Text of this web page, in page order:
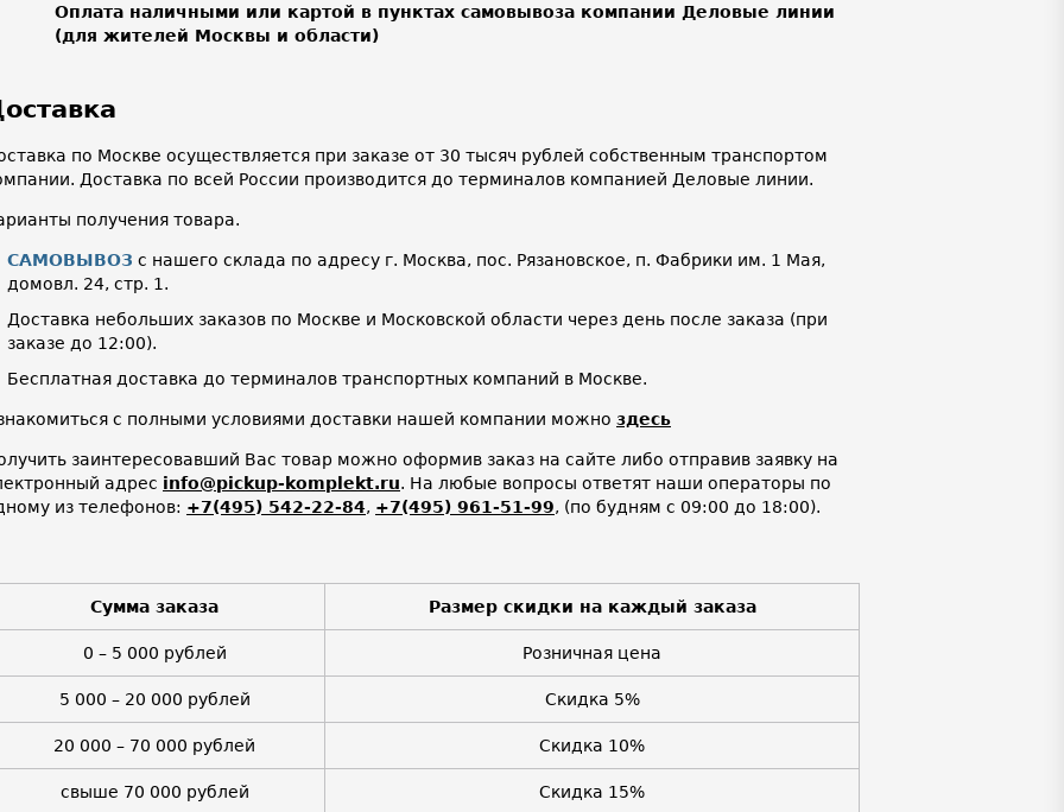
Оплата наличными или картой в пунктах самовывоза компании Деловые линии
(для жителей Москвы и области)
по Москве осуществляется при заказе от 30 тысяч рублей собственным транспортом
Доставка по всей России производится до терминалов компанией Деловые линии.
получения товара.
САМОВЫВОЗ с нашего склада по адресу г. Москва, пос. Рязановское, п. Фабрики им. 1 Мая,
домовл. 24, стр. 1.
Доставка небольших заказов по Москве и Московской области через день после заказа (при
заказе до 12:00).
Бесплатная доставка до терминалов транспортных компаний в Москве.
с полными условиями доставки нашей компании можно здесь
заинтересовавший Вас товар можно оформив заказ на сайте либо отправив заявку на
адрес info@pickup-komplekt.ru. На любые вопросы ответят наши операторы по
из телефонов: +7(495) 542-22-84, +7(495) 961-51-99, (по будням с 09:00 до 18:00).
Сумма заказа Размер скидки на каждый заказа
0 – 5 000 рублей Розничная цена
5 000 – 20 000 рублей Скидка 5%
20 000 – 70 000 рублей Скидка 10%
свыше 70 000 рублей Скидка 15%